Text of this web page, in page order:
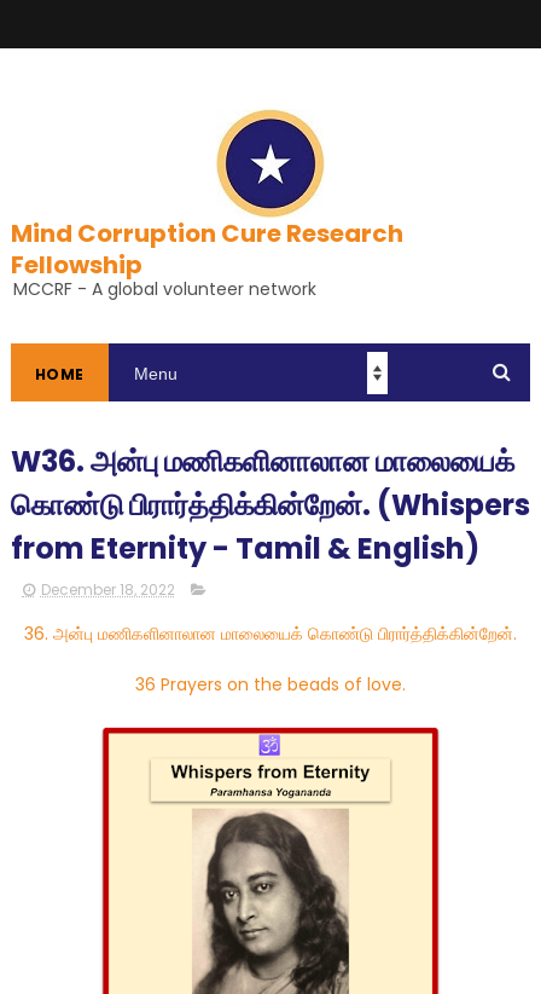
Mind Corruption Cure Research
Fellowship
MCCRF - A global volunteer network
HOME
W36. அன்பு மணிகளினாலான மாலையைக்
கொண்டு பிரார்த்திக்கின்றேன். (Whispers
from Eternity - Tamil & English)
December 18, 2022
36. அன்பு மணிகளினாலான மாலையைக் கொண்டு பிரார்த்திக்கின்றேன்.
36 Prayers on the beads of love.